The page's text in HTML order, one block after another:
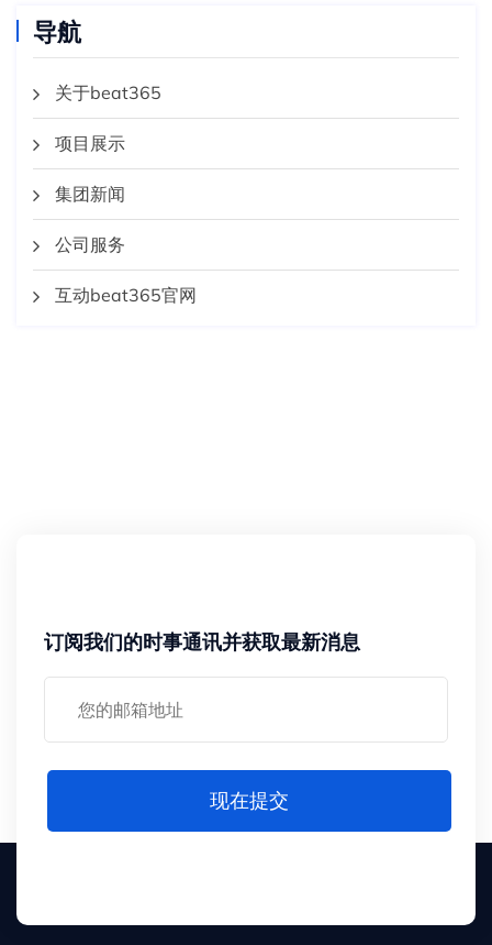
导航
关于beat365
项目展示
集团新闻
公司服务
互动beat365官网
订阅我们的时事通讯并获取最新消息
现在提交